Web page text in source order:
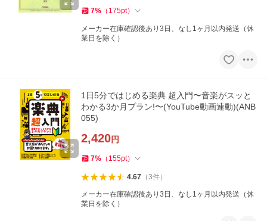
7% （ 175pt）
メーカー在庫確認後あり3日、なし1ヶ月以内発送（休
業日を除く）
1日5分ではじめる楽典 超入門〜音楽がスッと
わかる3か月プラン!〜(YouTube動画連動)(ANB
055)
2,420円
7% （ 155pt）
4.67（3件）
メーカー在庫確認後あり3日、なし1ヶ月以内発送（休
業日を除く）